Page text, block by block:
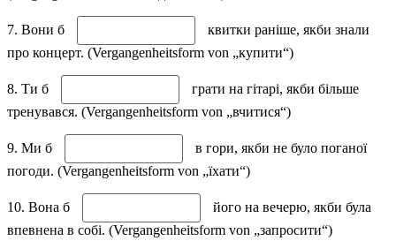
7. Вони б
квитки раніше, якби знали
про концерт. (Vergangenheitsform von „купити“)
8. Ти б
грати на гітарі, якби більше
тренувався. (Vergangenheitsform von „вчитися“)
9. Ми б
в гори, якби не було поганої
погоди. (Vergangenheitsform von „їхати“)
10. Вона б
його на вечерю, якби була
впевнена в собі. (Vergangenheitsform von „запросити“)